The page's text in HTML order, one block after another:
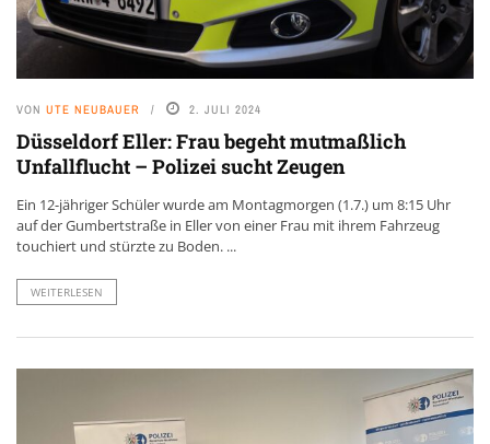
VON UTE NEUBAUER 2. JULI 2024
Düsseldorf Eller: Frau begeht mutmaßlich
Unfallflucht – Polizei sucht Zeugen
Ein 12-jähriger Schüler wurde am Montagmorgen (1.7.) um 8:15 Uhr
auf der Gumbertstraße in Eller von einer Frau mit ihrem Fahrzeug
touchiert und stürzte zu Boden. ...
WEITERLESEN